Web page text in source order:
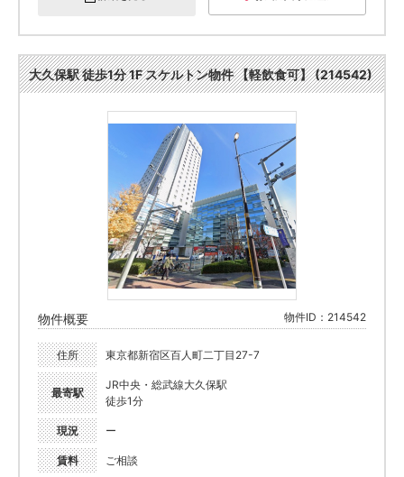
大久保駅 徒歩1分 1F スケルトン物件 【軽飲食可】 (214542)
物件概要 物件ID：214542
住所 東京都新宿区百人町二丁目27-7
最寄駅
JR中央・総武線大久保駅
徒歩1分
現況 ー
賃料 ご相談